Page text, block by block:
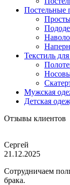
Постельные
Текстиль
Мужская
Детская
Отзывы клиентов
Сергей
21.12.2025
Сотрудничаем
брака.